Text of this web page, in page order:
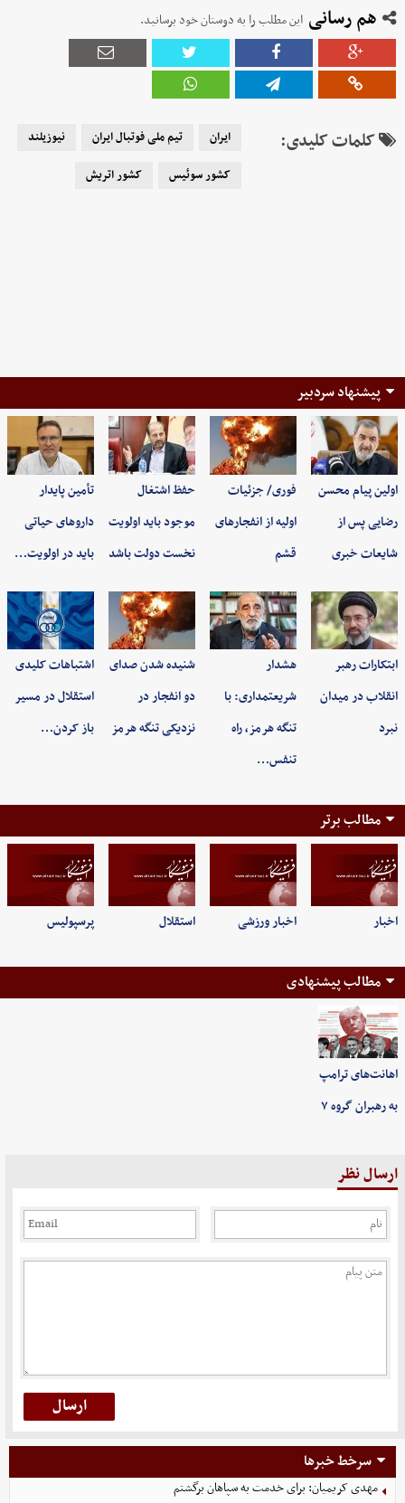
هم رسانی این مطلب را به دوستان خود برسانید.
کلمات کلیدی: ایران تیم ملی فوتبال ایران
نیوزیلند
کشور سوئیس
کشور اتریش
پیشنهاد سردبیر
اولین پیام محسن
رضایی پس از
شایعات خبری
فوری/ جزئیات
اولیه از انفجارهای
قشم
حفظ اشتغال
موجود باید اولویت
نخست دولت باشد
تأمین پایدار
داروهای حیاتی
باید در اولویت…
ابتکارات رهبر
انقلاب در میدان
نبرد
هشدار
شریعتمداری: با
تنگه هرمز، راه
تنفس…
شنیده شدن صدای
دو انفجار در
نزدیکی تنگه هرمز
اشتباهات کلیدی
استقلال در مسیر
باز کردن…
مطالب برتر
اخبار اخبار ورزشی استقلال پرسپولیس
مطالب پیشنهادی
اهانت‌های ترامپ
به رهبران گروه ۷
ارسال نظر
سرخط خبرها
مهدی کریمیان: برای خدمت به سپاهان برگشتم